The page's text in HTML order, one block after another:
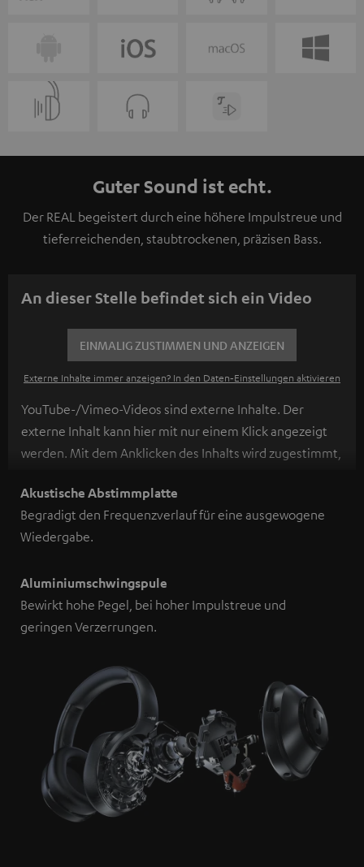
Guter Sound ist echt.
Der REAL begeistert durch eine höhere Impulstreue und
tieferreichenden, staubtrockenen, präzisen Bass.
An dieser Stelle befindet sich ein Video
EINMALIG ZUSTIMMEN UND ANZEIGEN
Externe Inhalte immer anzeigen? In den Daten‑Einstellungen aktivieren
YouTube-/Vimeo-Videos sind externe Inhalte. Der
externe Inhalt kann hier mit nur einem Klick angezeigt
werden. Mit dem Anklicken des Inhalts wird zugestimmt,
personenbezogene Daten an Drittplattformen
übermittelt werden.Weitere Informationen sind in der
Datenschutzerklärung unter I zu finden
Akustische Abstimmplatte
Begradigt den Frequenzverlauf für eine ausgewogene
Wiedergabe.
Aluminiumschwingspule
Bewirkt hohe Pegel, bei hoher Impulstreue und
geringen Verzerrungen.